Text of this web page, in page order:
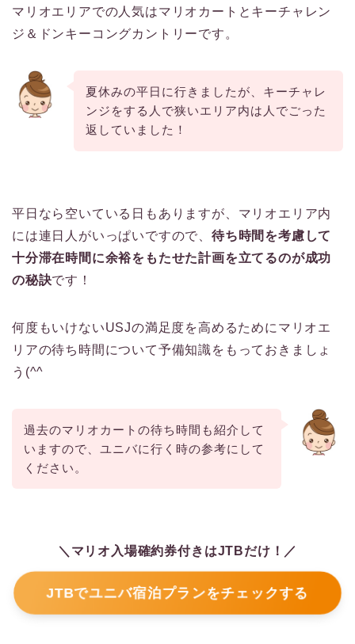
マリオエリアでの人気はマリオカートとキーチャレン
ジ＆ドンキーコングカントリーです。
夏休みの平日に行きましたが、キーチャレ
ンジをする人で狭いエリア内は人でごった
返していました！
平日なら空いている日もありますが、マリオエリア内
には連日人がいっぱいですので、 待ち時間を考慮して
十分滞在時間に余裕をもたせた計画を立てるのが成功
の秘訣です！
何度もいけないUSJの満足度を高めるためにマリオエ
リアの待ち時間について予備知識をもっておきましょ
う(^^
過去のマリオカートの待ち時間も紹介して
いますので、ユニバに行く時の参考にして
ください。
＼マリオ入場確約券付きはJTBだけ！／
JTBでユニバ宿泊プランをチェックする